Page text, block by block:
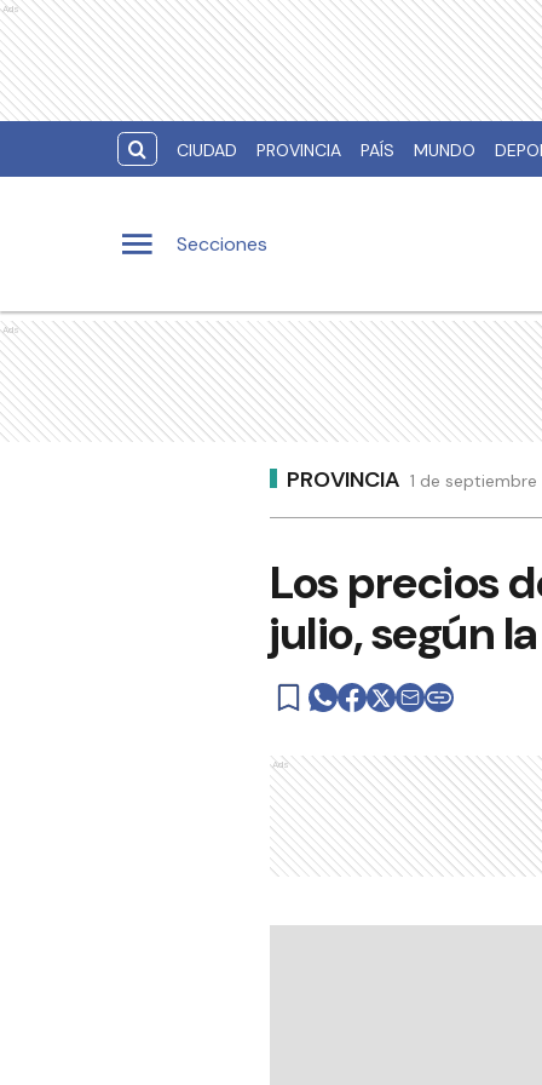
Ads
CIUDAD PROVINCIA PAÍS MUNDO
Secciones
Ads
PROVINCIA 1 de
Los precios
julio, según
Ads